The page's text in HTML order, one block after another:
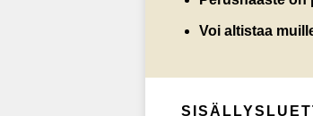
Voi altistaa